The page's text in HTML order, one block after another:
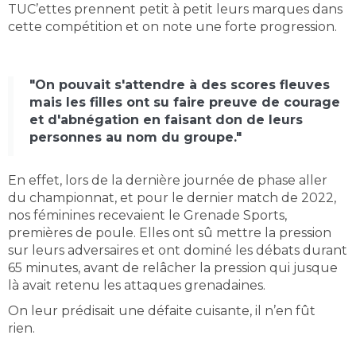
TUC’ettes prennent petit à petit leurs marques dans
cette compétition et on note une forte progression.
"On pouvait s'attendre à des scores fleuves
mais les filles ont su faire preuve de courage
et d'abnégation en faisant don de leurs
personnes au nom du groupe."
En effet, lors de la dernière journée de phase aller
du championnat, et pour le dernier match de 2022,
nos féminines recevaient le Grenade Sports,
premières de poule. Elles ont sû mettre la pression
sur leurs adversaires et ont dominé les débats durant
65 minutes, avant de relâcher la pression qui jusque
là avait retenu les attaques grenadaines.
On leur prédisait une défaite cuisante, il n’en fût
rien.